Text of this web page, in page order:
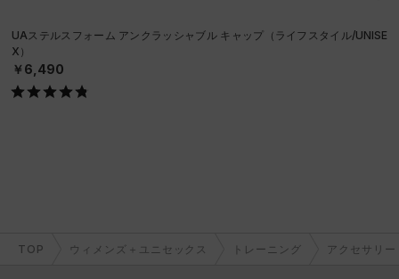
UAステルスフォーム アンクラッシャブル キャップ（ライフスタイル/UNISE
X）
￥6,490
TOP ウィメンズ＋ユニセックス トレーニング アクセサリー